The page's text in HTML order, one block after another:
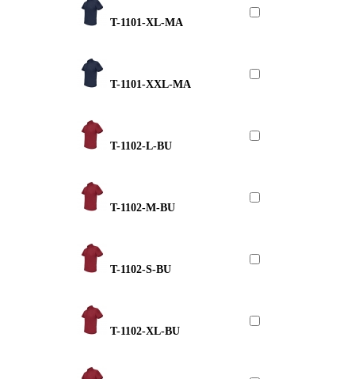
T-1101-XL-MA
T-1101-XXL-MA
T-1102-L-BU
T-1102-M-BU
T-1102-S-BU
T-1102-XL-BU